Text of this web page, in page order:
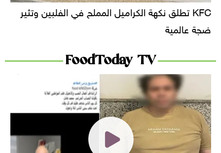
KFC تطلق نكهة الكراميل المملح في الفلبين وتثير
ضجة عالمية
FoodToday TV